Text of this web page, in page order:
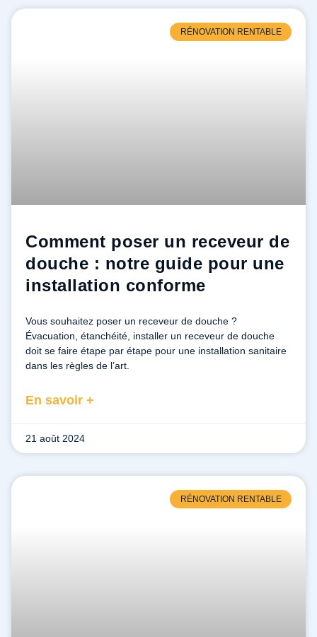
RÉNOVATION RENTABLE
Comment poser un receveur de
douche : notre guide pour une
installation conforme
Vous souhaitez poser un receveur de douche ?
Évacuation, étanchéité, installer un receveur de douche
doit se faire étape par étape pour une installation sanitaire
dans les règles de l’art.
En savoir +
21 août 2024
RÉNOVATION RENTABLE